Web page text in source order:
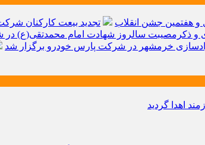
و هفتمین جشن انقلاب تجدید بیعت کارکنان
و ذکرمصیبت سالروز شهادت امام محمدتقی(ع) در
خرمشهر در شرکت پارس خودرو برگزار شد